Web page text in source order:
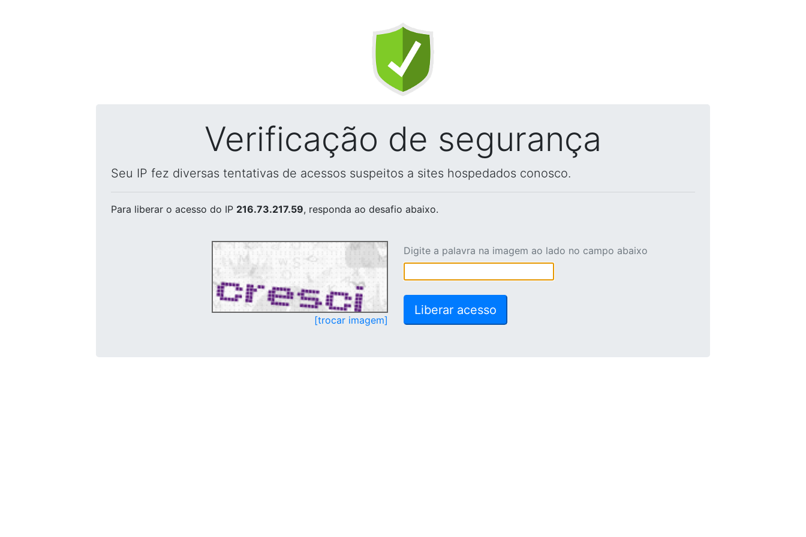
Verificação de segurança
Seu IP fez diversas tentativas de acessos suspeitos a sites hospedados conosco.
Para liberar o acesso do IP 216.73.217.59, responda ao desafio abaixo.
[trocar imagem]
Digite a palavra na imagem ao lado no campo abaixo